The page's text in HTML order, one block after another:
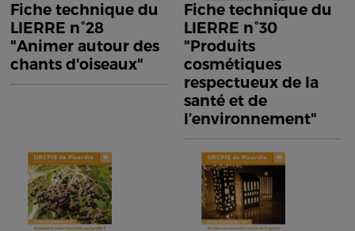
Fiche technique du
LIERRE n°28
"Animer autour des
chants d'oiseaux"
Fiche technique du
LIERRE n°30
"Produits
cosmétiques
respectueux de la
santé et de
l’environnement"